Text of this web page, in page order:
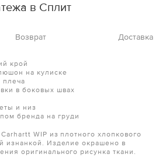
в Сплит
Возврат Доставка
крой
на кулиске
в боковых швах
и низ
бренда на груди
WIP из плотного хлопкового
изнанкой. Изделие окрашено в
оригинального рисунка ткани.